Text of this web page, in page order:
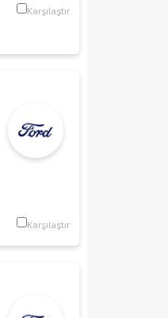
Karşılaştır
Karşılaştır